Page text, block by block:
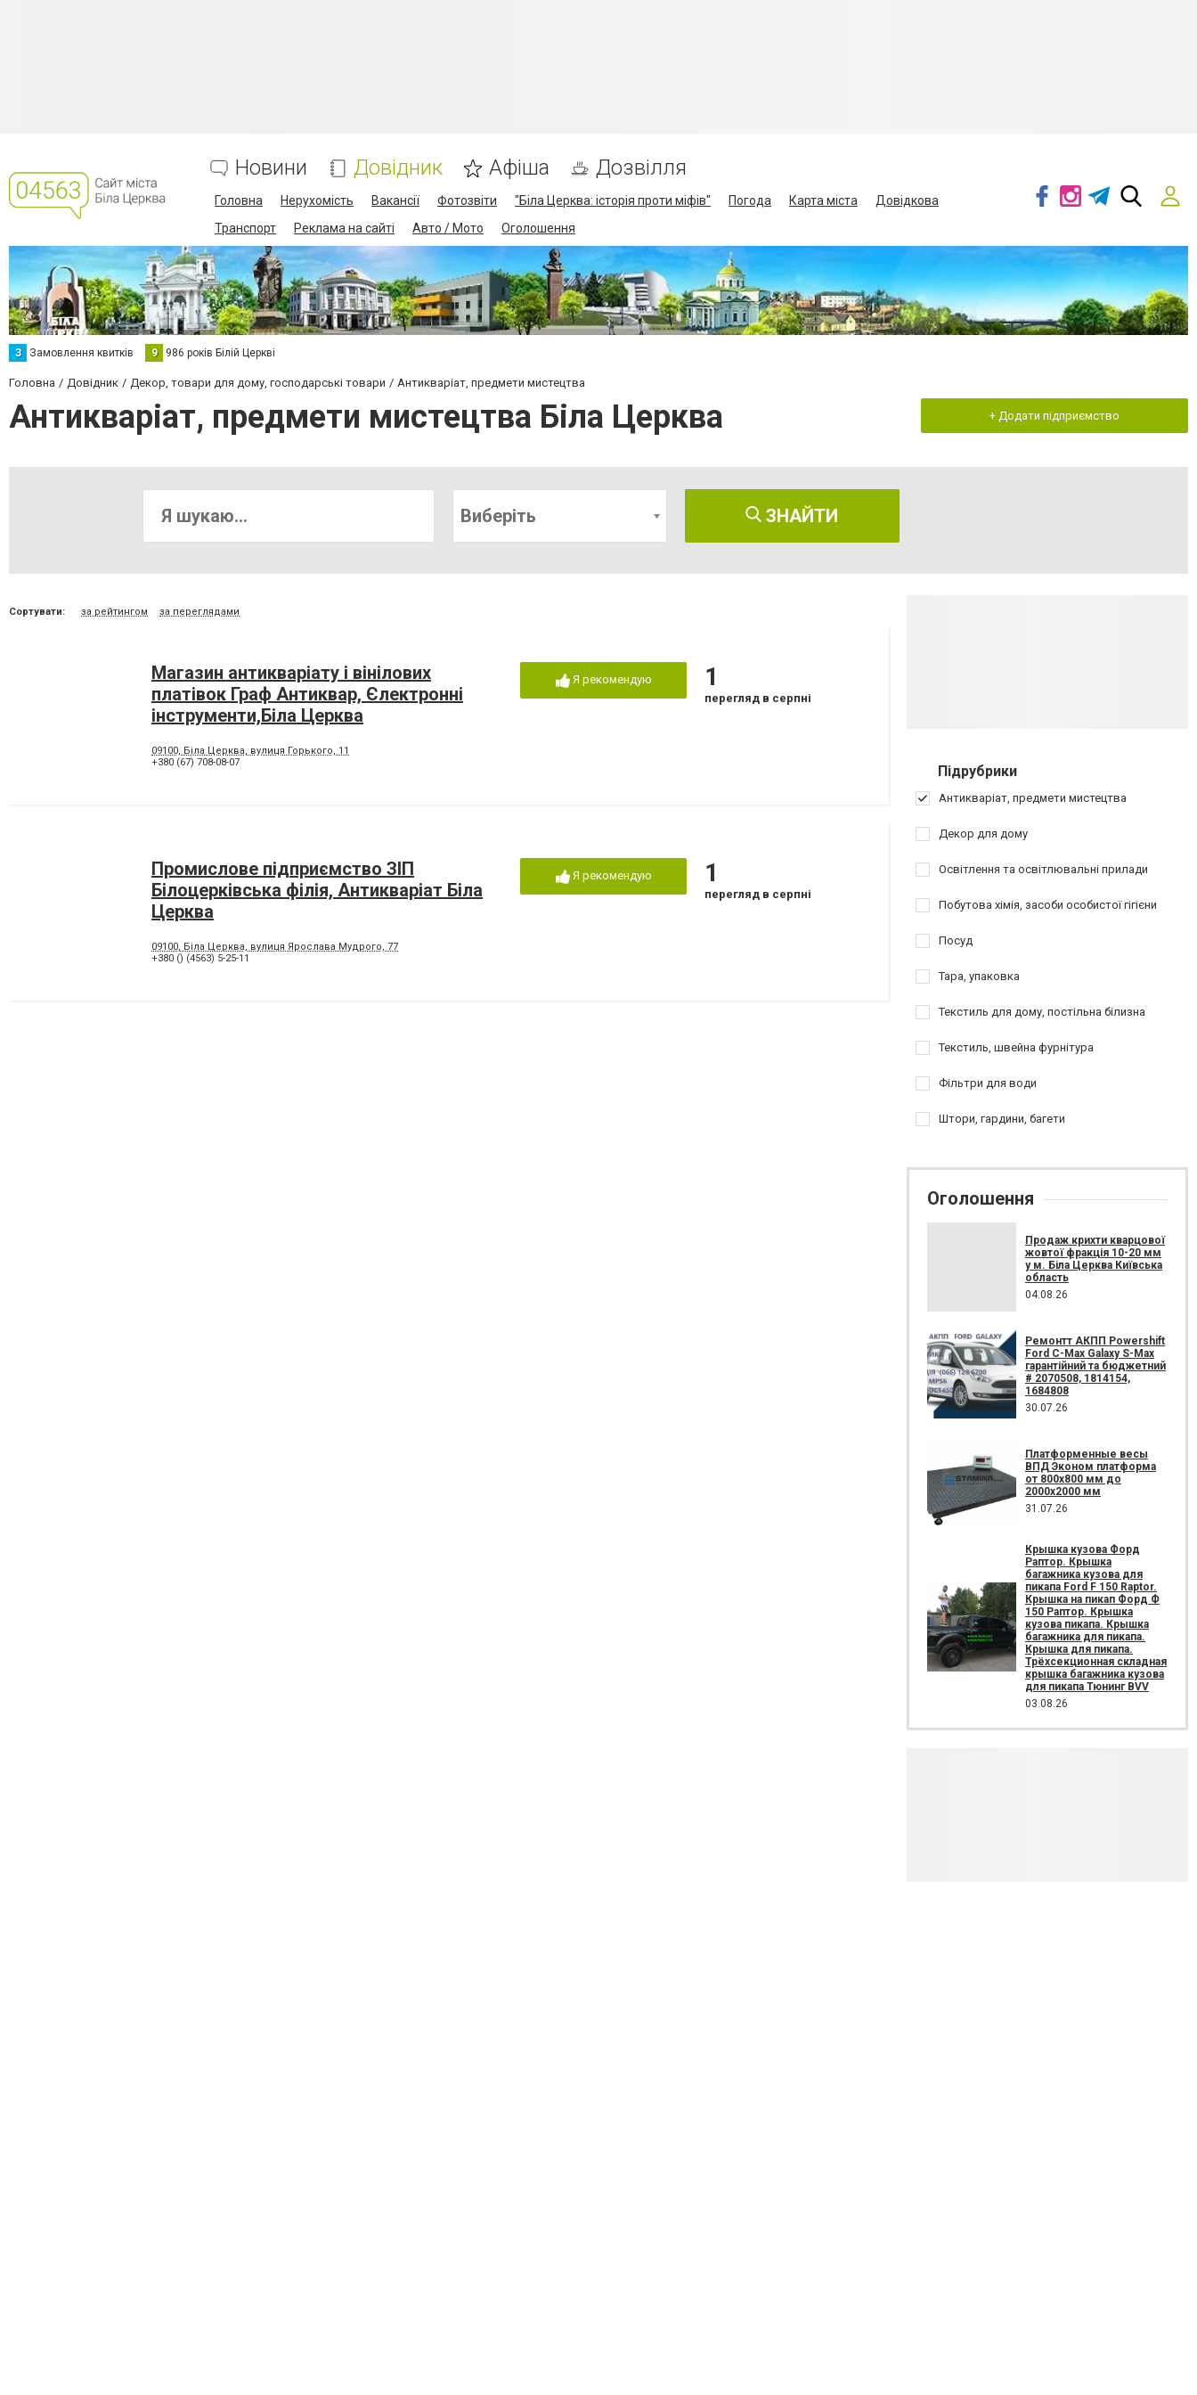
Новини Довідник Афіша Дозвілля
Головна Нерухомість Вакансії Фотозвіти "Біла Церква: історія проти міфів" Погода Карта міста
Довідкова
Транспорт
Реклама на сайті Авто / Мото Оголошення
З Замовлення квитків 9 986 років Білій Церкві
Головна Довідник Декор, товари для дому, господарські товари Антикваріат, предмети мистецтва
Антикваріат, предмети мистецтва Біла Церква + Додати підприємство
Виберіть ЗНАЙТИ
Сортувати: за рейтингом за переглядами
Магазин антикваріату і вінілових
платівок Граф Антиквар, Єлектронні
інструменти,Біла Церква
09100, Біла Церква, вулиця Горького, 11
+380 (67) 708-08-07
Я рекомендую 1
перегляд в серпні
Промислове підприємство ЗІП
Білоцерківська філія, Антикваріат Біла
Церква
09100, Біла Церква, вулиця Ярослава Мудрого, 77
+380 () (4563) 5-25-11
Я рекомендую 1
перегляд в серпні
Підрубрики
Антикваріат, предмети мистецтва
Декор для дому
Освітлення та освітлювальні прилади
Побутова хімія, засоби особистої гігієни
Посуд
Тара, упаковка
Текстиль для дому, постільна білизна
Текстиль, швейна фурнітура
Фільтри для води
Штори, гардини, багети
Оголошення
Продаж крихти кварцової
жовтої фракція 10-20 мм
у м. Біла Церква Київська
область
04.08.26
Ремонтт АКПП Powershift
Ford C-Max Galaxy S-Max
гарантійний та бюджетний
# 2070508, 1814154,
1684808
30.07.26
Платформенные весы
ВПД Эконом платформа
от 800х800 мм до
2000х2000 мм
31.07.26
Крышка кузова Форд
Раптор. Крышка
багажника кузова для
пикапа Ford F 150 Raptor.
Крышка на пикап Форд Ф
150 Раптор. Крышка
кузова пикапа. Крышка
багажника для пикапа.
Крышка для пикапа.
Трёхсекционная складная
крышка багажника кузова
для пикапа Тюнинг BVV
03.08.26